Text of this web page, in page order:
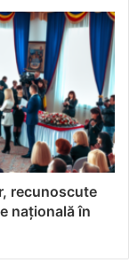
este
prezenței
cu implicațiile
de un sistem
Profesorii și
prețios, care
mai
de asemenea,
recunoscute
națională în